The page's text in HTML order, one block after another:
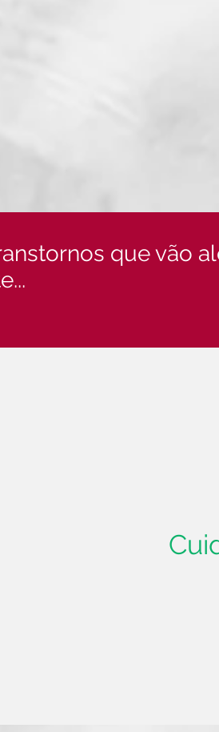
que vão